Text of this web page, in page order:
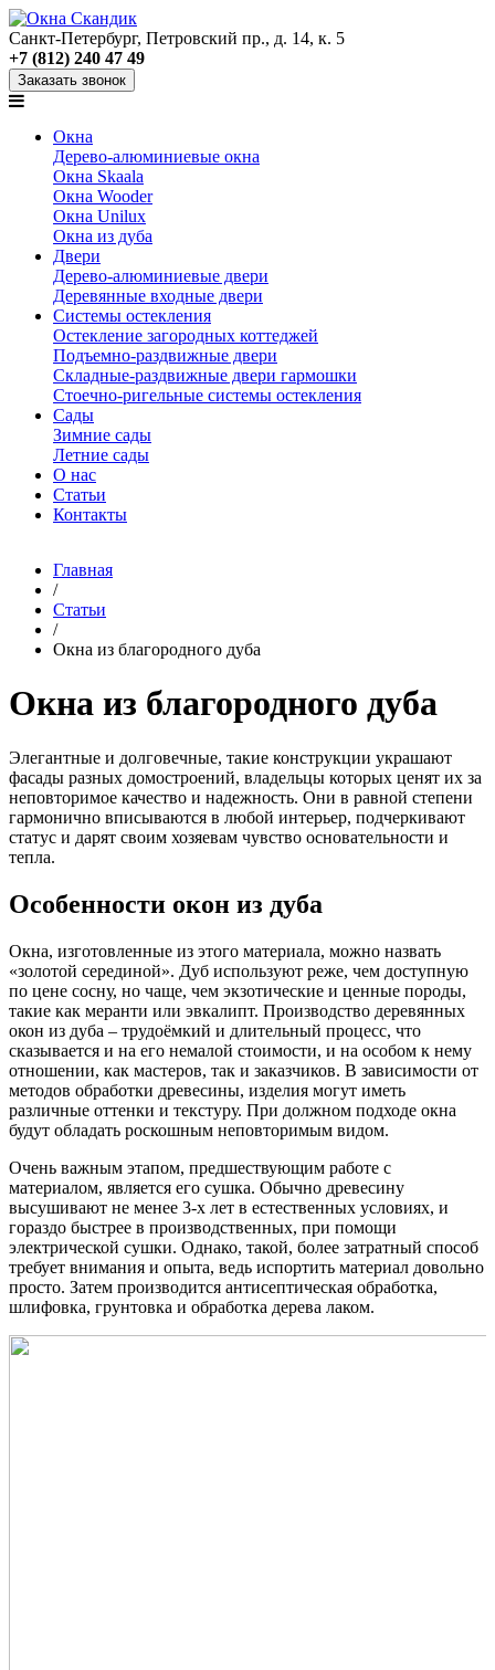
Санкт-Петербург, Петровский пр., д. 14, к. 5
+7 (812) 240 47 49
Заказать звонок
Окна
Дерево-алюминиевые окна
Окна Skaala
Окна Wooder
Окна Unilux
Окна из дуба
Двери
Дерево-алюминиевые двери
Деревянные входные двери
Системы остекления
Остекление загородных коттеджей
Подъемно-раздвижные двери
Складные-раздвижные двери гармошки
Стоечно-ригельные системы остекления
Сады
Зимние сады
Летние сады
О нас
Статьи
Контакты
Главная
/
Статьи
/
Окна из благородного дуба
Окна из благородного дуба
Элегантные и долговечные, такие конструкции украшают
фасады разных домостроений, владельцы которых ценят их за
неповторимое качество и надежность. Они в равной степени
гармонично вписываются в любой интерьер, подчеркивают
статус и дарят своим хозяевам чувство основательности и
тепла.
Особенности окон из дуба
Окна, изготовленные из этого материала, можно назвать
«золотой серединой». Дуб используют реже, чем доступную
по цене сосну, но чаще, чем экзотические и ценные породы,
такие как меранти или эвкалипт. Производство деревянных
окон из дуба – трудоёмкий и длительный процесс, что
сказывается и на его немалой стоимости, и на особом к нему
отношении, как мастеров, так и заказчиков. В зависимости от
методов обработки древесины, изделия могут иметь
различные оттенки и текстуру. При должном подходе окна
будут обладать роскошным неповторимым видом.
Очень важным этапом, предшествующим работе с
материалом, является его сушка. Обычно древесину
высушивают не менее 3-х лет в естественных условиях, и
гораздо быстрее в производственных, при помощи
электрической сушки. Однако, такой, более затратный способ
требует внимания и опыта, ведь испортить материал довольно
просто. Затем производится антисептическая обработка,
шлифовка, грунтовка и обработка дерева лаком.